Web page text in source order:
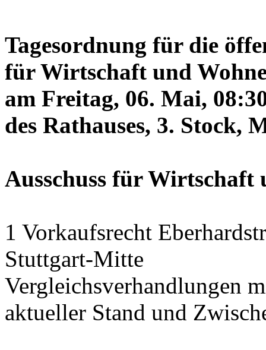
Tagesordnung für die
für Wirtschaft und
am Freitag, 06. Mai,
des Rathauses, 3. Stock,
Ausschuss für Wirtschaft
1 Vorkaufsrecht
Stuttgart-Mitte
Vergleichsverhandlungen
aktueller Stand und